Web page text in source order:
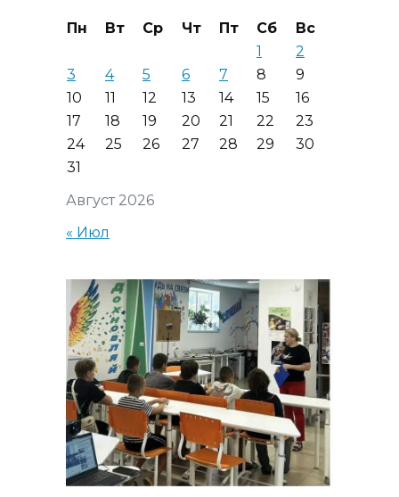
Август 2026
Пн Вт Ср Чт Пт Сб
Вс
1
2
3
4 5 6 7 8
9
10
11 12 13 14 15
16
17
18 19 20 21 22
23
24
25 26 27 28 29
30
31
« Июл